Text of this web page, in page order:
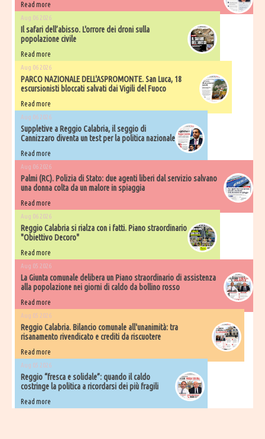
Read more
Aug 06 2026
Il safari dell’abisso. L'orrore dei droni sulla
popolazione civile
Read more
Aug 06 2026
PARCO NAZIONALE DELL'ASPROMONTE. San Luca, 18
escursionisti bloccati salvati dai Vigili del Fuoco
Read more
Aug 06 2026
Suppletive a Reggio Calabria, il seggio di
Cannizzaro diventa un test per la politica nazionale
Read more
Aug 06 2026
Palmi (RC). Polizia di Stato: due agenti liberi dal servizio salvano
una donna colta da un malore in spiaggia
Read more
Aug 06 2026
Reggio Calabria si rialza con i fatti. Piano straordinario
"Obiettivo Decoro"
Read more
Aug 05 2026
La Giunta comunale delibera un Piano straordinario di assistenza
alla popolazione nei giorni di caldo da bollino rosso
Read more
Aug 05 2026
Reggio Calabria. Bilancio comunale all'unanimità: tra
risanamento rivendicato e crediti da riscuotere
Read more
Aug 05 2026
Reggio “fresca e solidale”: quando il caldo
costringe la politica a ricordarsi dei più fragili
Read more